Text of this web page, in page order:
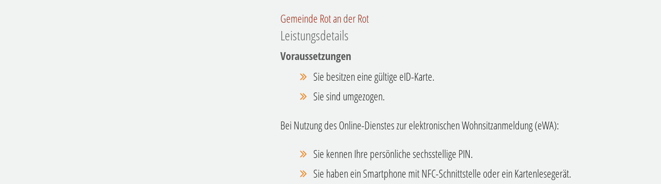
Gemeinde Rot an der Rot
Leistungsdetails
Voraussetzungen
Sie besitzen eine gültige eID-Karte.
Sie sind umgezogen.
Bei Nutzung des Online-Dienstes zur elektronischen Wohnsitzanmeldung (eWA):
Sie kennen Ihre persönliche sechsstellige PIN.
Sie haben ein Smartphone mit NFC-Schnittstelle oder ein Kartenlesegerät.